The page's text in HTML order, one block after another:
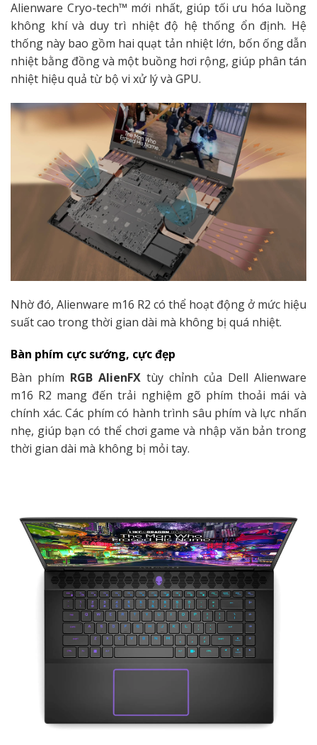
Alienware Cryo-tech™ mới nhất, giúp tối ưu hóa luồng
không khí và duy trì nhiệt độ hệ thống ổn định. Hệ
thống này bao gồm hai quạt tản nhiệt lớn, bốn ống dẫn
nhiệt bằng đồng và một buồng hơi rộng, giúp phân tán
nhiệt hiệu quả từ bộ vi xử lý và GPU.
Nhờ đó, Alienware m16 R2 có thể hoạt động ở mức hiệu
suất cao trong thời gian dài mà không bị quá nhiệt.
Bàn phím cực sướng, cực đẹp
Bàn phím RGB AlienFX tùy chỉnh của Dell Alienware
m16 R2 mang đến trải nghiệm gõ phím thoải mái và
chính xác. Các phím có hành trình sâu phím và lực nhấn
nhẹ, giúp bạn có thể chơi game và nhập văn bản trong
thời gian dài mà không bị mỏi tay.